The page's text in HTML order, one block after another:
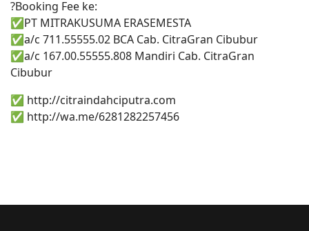
?Booking Fee ke:
✅PT MITRAKUSUMA ERASEMESTA
✅a/c 711.55555.02 BCA Cab. CitraGran Cibubur
✅a/c 167.00.55555.808 Mandiri Cab. CitraGran
Cibubur
✅ http://citraindahciputra.com
✅ http://wa.me/6281282257456